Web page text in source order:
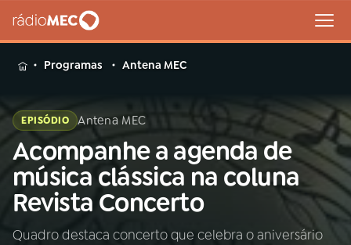
MENU
Buscar
na
Rádio
MEC
Buscar
Início AO VIVO
Programas Antena MEC
EPISÓDIO Antena MEC
Acompanhe a agenda de
música clássica na coluna
Revista Concerto
Quadro destaca concerto que celebra o aniversário